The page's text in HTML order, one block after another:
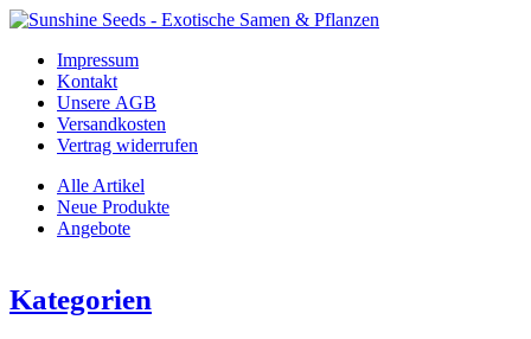
Impressum
Kontakt
Unsere AGB
Versandkosten
Vertrag widerrufen
Alle Artikel
Neue Produkte
Angebote
Kategorien